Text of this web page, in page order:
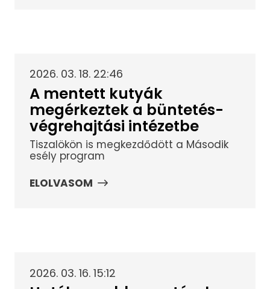
2026. 03. 18. 22:46
A mentett kutyák
megérkeztek a büntetés-
végrehajtási intézetbe
Tiszalökön is megkezdődött a Második
esély program
ELOLVASOM
2026. 03. 16. 15:12